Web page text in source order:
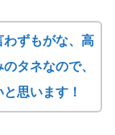
わずもがな、高
タネなので、
思います！